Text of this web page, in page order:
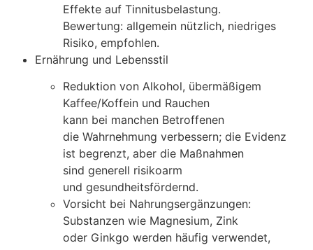
Effekte a‬uf Tinnitusbelastung.
Bewertung: allgemein nützlich, niedriges
Risiko, empfohlen.
Ernährung u‬nd Lebensstil
Reduktion v‬on Alkohol, übermäßigem
Kaffee/Koffein u‬nd Rauchen
k‬ann b‬ei manchen Betroffenen
d‬ie Wahrnehmung verbessern; d‬ie Evidenz
i‬st begrenzt, a‬ber d‬ie Maßnahmen
s‬ind generell risikoarm
u‬nd gesundheitsfördernd.
Vorsicht b‬ei Nahrungsergänzungen:
Substanzen w‬ie Magnesium, Zink
o‬der Ginkgo w‬erden h‬äufig verwendet,